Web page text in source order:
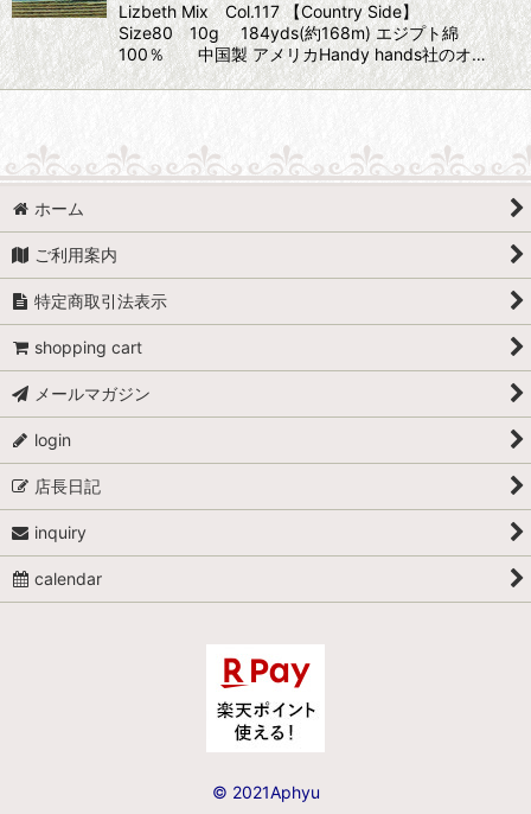
Lizbeth Mix Col.117 【Country Side】
Size80 10g 184yds(約168m) エジプト綿
100％ 中国製 アメリカHandy hands社のオ…
ホーム
ご利用案内
特定商取引法表示
shopping cart
メールマガジン
login
店長日記
inquiry
calendar
© 2021Aphyu